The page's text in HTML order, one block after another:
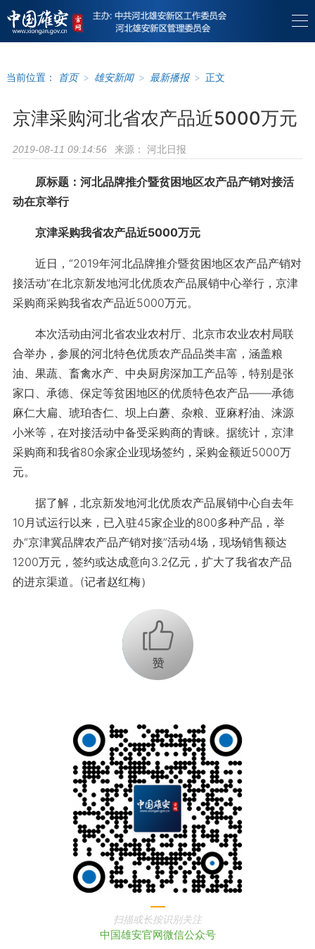
当前位置： 首页 > 雄安新闻 > 最新播报 > 正文
京津采购河北省农产品近5000万元
2019-08-11 09:14:56 来源： 河北日报
原标题：河北品牌推介暨贫困地区农产品产销对接活
动在京举行
京津采购我省农产品近5000万元
近日，“2019年河北品牌推介暨贫困地区农产品产销对
接活动”在北京新发地河北优质农产品展销中心举行，京津
采购商采购我省农产品近5000万元。
本次活动由河北省农业农村厅、北京市农业农村局联
合举办，参展的河北特色优质农产品品类丰富，涵盖粮
油、果蔬、畜禽水产、中央厨房深加工产品等，特别是张
家口、承德、保定等贫困地区的优质特色农产品——承德
麻仁大扁、琥珀杏仁、坝上白蘑、杂粮、亚麻籽油、涞源
小米等，在对接活动中备受采购商的青睐。据统计，京津
采购商和我省80余家企业现场签约，采购金额近5000万
元。
据了解，北京新发地河北优质农产品展销中心自去年
10月试运行以来，已入驻45家企业的800多种产品，举
办“京津冀品牌农产品产销对接”活动4场，现场销售额达
1200万元，签约或达成意向3.2亿元，扩大了我省农产品
的进京渠道。(记者赵红梅）
+1
扫描或长按识别关注
中国雄安官网微信公众号